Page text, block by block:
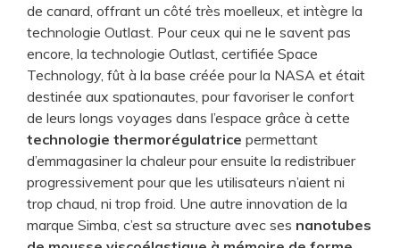
de canard, offrant un côté très moelleux, et intègre la
technologie Outlast. Pour ceux qui ne le savent pas
encore, la technologie Outlast, certifiée Space
Technology, fût à la base créée pour la NASA et était
destinée aux spationautes, pour favoriser le confort
de leurs longs voyages dans l’espace grâce à cette
technologie thermorégulatrice permettant
d’emmagasiner la chaleur pour ensuite la redistribuer
progressivement pour que les utilisateurs n’aient ni
trop chaud, ni trop froid. Une autre innovation de la
marque Simba, c’est sa structure avec ses nanotubes